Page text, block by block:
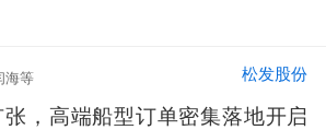
海等 松发股份
，高端船型订单密集落地开启